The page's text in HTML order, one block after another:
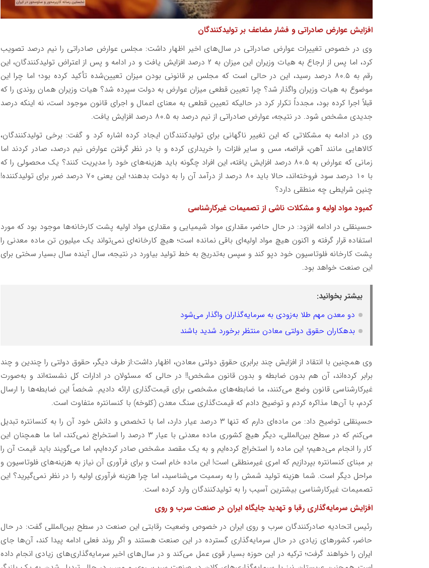
افزایش عوارض صادراتی و فشار مضاعف بر تولیدکنندگان
وی در خصوص تغییرات عوارض صادراتی در سال‌های اخیر اظهار داشت: مجلس عوارض صادراتی را نیم درصد تصویب
کرد، اما پس از ارجاع به هیات وزیران این میزان به ۲ درصد افزایش یافت و در ادامه و پس از اعتراض تولیدکنندگان، این
رقم به ۸۰.۵ درصد رسید، این در حالی است که مجلس بر قانونی بودن میزان تعیین‌شده تأکید کرده بود؛ اما چرا این
موضوع به هیات وزیران واگذار شد؟ چرا تعیین قطعی میزان عوارض به دولت سپرده شد؟ هیات وزیران همان روندی را که
قبلاً اجرا کرده بود، مجدداً تکرار کرد در حالیکه تعیین قطعی به معنای اعمال و اجرای قانون موجود است، نه اینکه درصد
جدیدی مشخص شود. در نتیجه، عوارض صادراتی از نیم درصد به ۸۰.۵ درصد افزایش یافت.
وی در ادامه به مشکلاتی که این تغییر ناگهانی برای تولیدکنندگان ایجاد کرده اشاره کرد و گفت: برخی تولیدکنندگان،
کالاهایی مانند آهن، قراضه، مس و سایر فلزات را خریداری کرده و با در نظر گرفتن عوارض نیم درصد، صادر کردند اما
زمانی که عوارض به ۸۰.۵ درصد افزایش یافته، این افراد چگونه باید هزینه‌های خود را مدیریت کنند؟ یک محصولی را که
با ۱۰ درصد سود فروخته‌اند، حالا باید ۸۰ درصد از درآمد آن را به دولت بدهند؛ این یعنی ۷۰ درصد ضرر برای تولیدکننده!
چنین شرایطی چه منطقی دارد؟
کمبود مواد اولیه و مشکلات ناشی از تصمیمات غیرکارشناسی
حسینقلی در ادامه افزود: در حال حاضر، مقداری مواد شیمیایی و مقداری مواد اولیه پشت کارخانه‌ها موجود بود که مورد
استفاده قرار گرفته و اکنون هیچ مواد اولیه‌ای باقی نمانده است؛ هیچ کارخانه‌ای نمی‌تواند یک میلیون تن ماده معدنی را
پشت کارخانه فلوتاسیون خود دپو کند و سپس به‌تدریج به خط تولید بیاورد در نتیجه، سال آینده سال بسیار سختی برای
این صنعت خواهد بود.
بیشتر بخوانید:
دو معدن مهم طلا به‌زودی به سرمایه‌گذاران واگذار می‌شود
بدهکاران حقوق دولتی معادن منتظر برخورد شدید باشند
وی همچنین با انتقاد از افزایش چند برابری حقوق دولتی معادن، اظهار داشت:از طرف دیگر، حقوق دولتی را چندین و چند
برابر کرده‌اند، آن هم بدون ضابطه و بدون قانون مشخص!! در حالی که مسئولان در ادارات کل نشسته‌اند و به‌صورت
غیرکارشناسی قانون وضع می‌کنند، ما ضابطه‌های مشخصی برای قیمت‌گذاری ارائه دادیم. شخصاً این ضابطه‌ها را ارسال
کردم، با آن‌ها مذاکره کردم و توضیح دادم که قیمت‌گذاری سنگ معدن (کلوخه) با کنسانتره متفاوت است.
حسینقلی توضیح داد: من ماده‌ای دارم که تنها ۳ درصد عیار دارد، اما با تخصص و دانش خود آن را به کنسانتره تبدیل
می‌کنم که در سطح بین‌المللی، دیگر هیچ کشوری ماده معدنی با عیار ۳ درصد را استخراج نمی‌کند، اما ما همچنان این
کار را انجام می‌دهیم؛ این ماده را استخراج کرده‌ایم و به یک مقصد مشخص صادر کرده‌ایم، اما می‌گویند باید قیمت آن را
بر مبنای کنسانتره بپردازیم که امری غیرمنطقی است! این ماده خام است و برای فرآوری آن نیاز به هزینه‌های فلوتاسیون و
مراحل دیگر است. شما هزینه تولید شمش را به رسمیت می‌شناسید، اما چرا هزینه فرآوری اولیه را در نظر نمی‌گیرید؟ این
تصمیمات غیرکارشناسی بیشترین آسیب را به تولیدکنندگان وارد کرده است.
افزایش سرمایه‌گذاری رقبا و تهدید جایگاه ایران در صنعت سرب و روی
رئیس اتحادیه صادرکنندگان سرب و روی ایران در خصوص وضعیت رقابتی این صنعت در سطح بین‌المللی گفت: در حال
حاضر، کشورهای زیادی در حال سرمایه‌گذاری گسترده در این صنعت هستند و اگر روند فعلی ادامه پیدا کند، آن‌ها جای
ایران را خواهند گرفت؛ ترکیه در این حوزه بسیار قوی عمل می‌کند و در سال‌های اخیر سرمایه‌گذاری‌های زیادی انجام داده